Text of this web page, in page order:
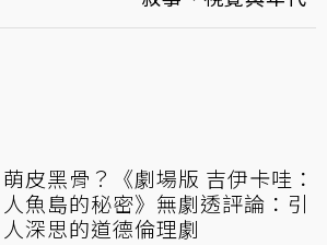
萌皮黑骨？《劇場版 吉伊卡哇：
人魚島的秘密》無劇透評論：引
人深思的道德倫理劇